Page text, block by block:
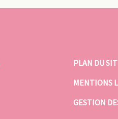
PLAN DU
MENTIONS
GESTION